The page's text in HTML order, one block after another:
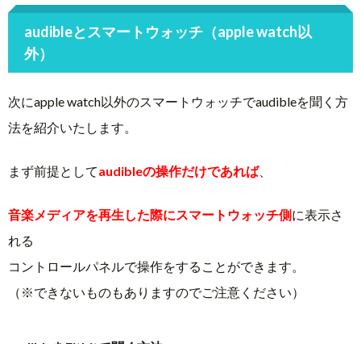
audibleとスマートウォッチ（apple watch以
外）
次にapple watch以外のスマートウォッチでaudibleを聞く方
法を紹介いたします。
まず前提としてaudibleの操作だけであれば、
音楽メディアを再生した際にスマートウォッチ側に表示さ
れる
コントロールパネルで操作をすることができます。
（※できないものもありますのでご注意ください）